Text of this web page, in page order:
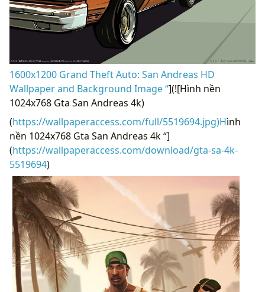
1600x1200 Grand Theft Auto: San Andreas HD
Wallpaper and Background Image “](![Hình nền
1024x768 Gta San Andreas 4k)
(https://wallpaperaccess.com/full/5519694.jpg)Hình
nền 1024x768 Gta San Andreas 4k “]
(https://wallpaperaccess.com/download/gta-sa-4k-
5519694)